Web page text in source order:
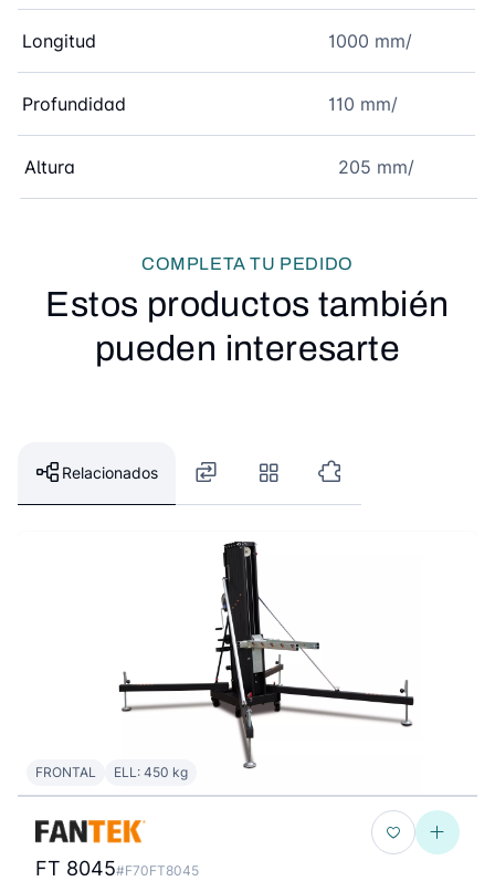
Longitud 1000 mm/
Profundidad 110 mm/
Altura 205 mm/
COMPLETA TU PEDIDO
Estos productos también
pueden interesarte
Relacionados
FRONTAL ELL: 450 kg
FT 8045#F70FT8045